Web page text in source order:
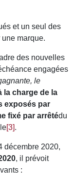
et un seul des
marque.
des nouvelles
engagées
le
la charge de la
exposés par
fixé par arrêtédu
[3].
décembre 2020,
, il prévoit
: